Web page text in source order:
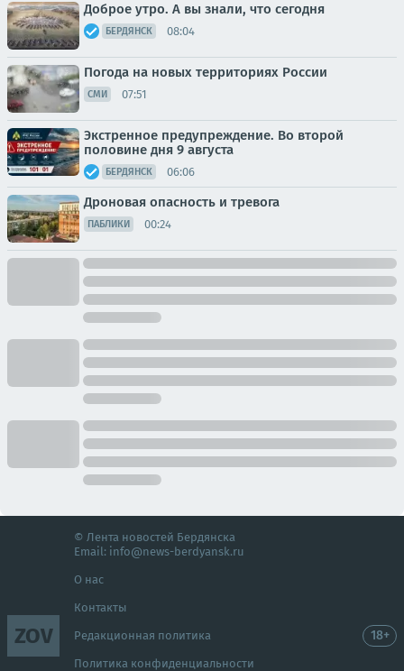
Доброе утро. А вы знали, что сегодня
БЕРДЯНСК 08:04
Погода на новых территориях России
СМИ 07:51
Экстренное предупреждение. Во второй
половине дня 9 августа
БЕРДЯНСК 06:06
Дроновая опасность и тревога
ПАБЛИКИ 00:24
ZOV
© Лента новостей Бердянска
Email: info@news-berdyansk.ru
О нас
Контакты
Редакционная политика
Политика конфиденциальности
18+